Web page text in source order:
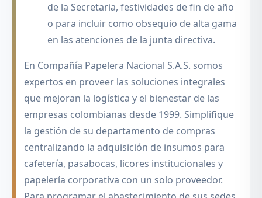
de la Secretaria, festividades de fin de año
o para incluir como obsequio de alta gama
en las atenciones de la junta directiva.
En Compañía Papelera Nacional S.A.S. somos
expertos en proveer las soluciones integrales
que mejoran la logística y el bienestar de las
empresas colombianas desde 1999. Simplifique
la gestión de su departamento de compras
centralizando la adquisición de insumos para
cafetería, pasabocas, licores institucionales y
papelería corporativa con un solo proveedor.